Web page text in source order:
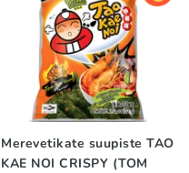
Merevetikate suupiste TAO
KAE NOI CRISPY (TOM